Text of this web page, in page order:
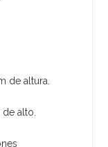
de altura.
alto.